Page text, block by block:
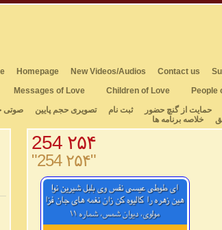
Homepage New Videos/Audios Contact us
Messages of Love Children of Love People
حمایت از گنچ حضور ثبت نام تصویری حجم پایین صوتی
خلاصه برنامه ها
254 ۲۵۴
"254 ۲۵۴"